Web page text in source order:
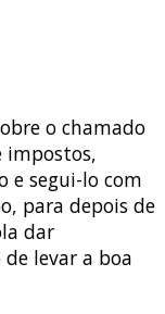
o chamado
impostos,
e segui-lo com
para depois de
dar
levar a boa